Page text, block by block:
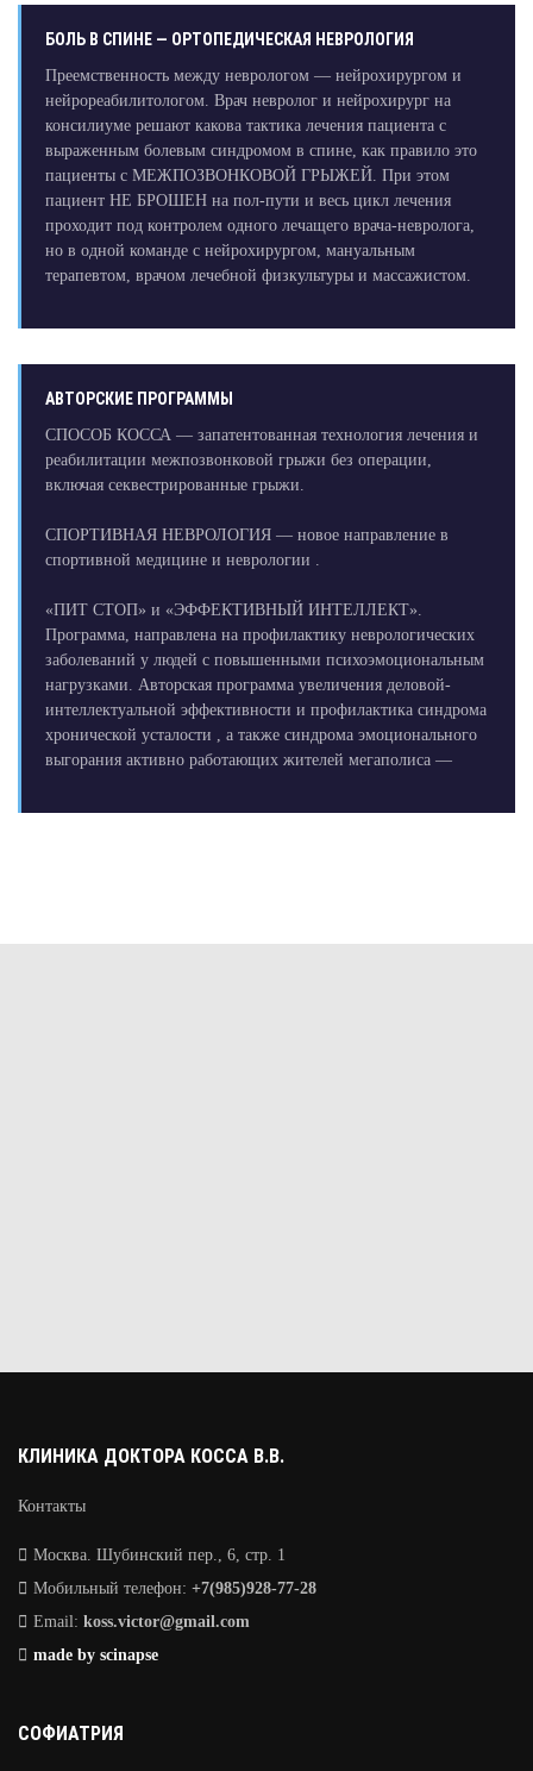
БОЛЬ В СПИНЕ — ОРТОПЕДИЧЕСКАЯ НЕВРОЛОГИЯ
Преемственность между неврологом — нейрохирургом и
нейрореабилитологом. Врач невролог и нейрохирург на
консилиуме решают какова тактика лечения пациента с
выраженным болевым синдромом в спине, как правило это
пациенты с МЕЖПОЗВОНКОВОЙ ГРЫЖЕЙ. При этом
пациент НЕ БРОШЕН на пол-пути и весь цикл лечения
проходит под контролем одного лечащего врача-невролога,
но в одной команде с нейрохирургом, мануальным
терапевтом, врачом лечебной физкультуры и массажистом.
АВТОРСКИЕ ПРОГРАММЫ
СПОСОБ КОССА — запатентованная технология лечения и
реабилитации межпозвонковой грыжи без операции,
включая секвестрированные грыжи.
СПОРТИВНАЯ НЕВРОЛОГИЯ — новое направление в
спортивной медицине и неврологии .
«ПИТ СТОП» и «ЭФФЕКТИВНЫЙ ИНТЕЛЛЕКТ».
Программа, направлена на профилактику неврологических
заболеваний у людей с повышенными психоэмоциональным
нагрузками. Авторская программа увеличения деловой-
интеллектуальной эффективности и профилактика синдрома
хронической усталости , а также синдрома эмоционального
выгорания активно работающих жителей мегаполиса —
КЛИНИКА ДОКТОРА КОССА В.В.
Контакты
Москва. Шубинский пер., 6, стр. 1
Мобильный телефон: +7(985)928-77-28
Email: koss.victor@gmail.com
made by scinapse
СОФИАТРИЯ